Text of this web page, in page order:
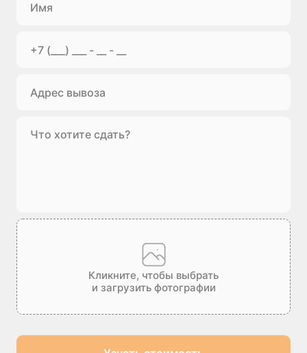
Кликните, чтобы выбрать
и загрузить фотографии